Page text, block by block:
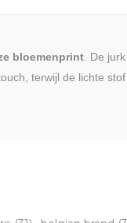
bloemenprint . De
terwijl de lichte